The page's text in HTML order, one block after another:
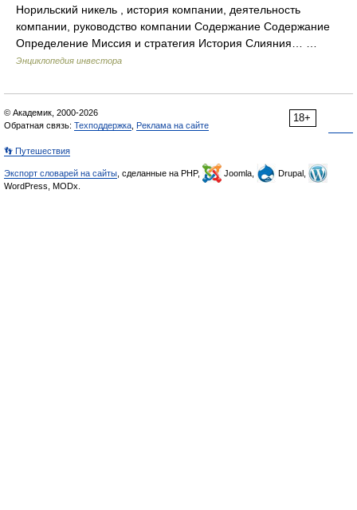
Норильский никель , история компании, деятельность
компании, руководство компании Содержание Содержание
Определение Миссия и стратегия История Слияния… …
Энциклопедия инвестора
18+
© Академик, 2000-2026
Обратная связь: Техподдержка Реклама на сайте
👣 Путешествия
Экспорт словарей на сайты , сделанные на PHP, Joomla,
Drupal,
WordPress, MODx.